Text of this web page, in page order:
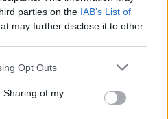
parties on the IAB’s List of
may further disclose it to other
Opt Outs
Sharing of my
00:00:57
karštas: temperatūra kils iki